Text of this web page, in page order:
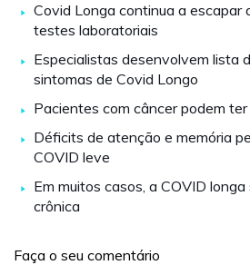
Covid Longa continua a
testes laboratoriais
Especialistas desenvolvem lista
sintomas de Covid Longo
Pacientes com câncer podem
Déficits de atenção e memória
COVID leve
Em muitos casos, a COVID
crônica
Faça o seu comentário